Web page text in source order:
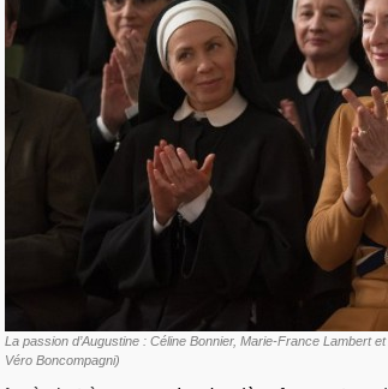
La passion d’Augustine : Céline Bonnier, Marie-France Lambert
Véro Boncompagni)